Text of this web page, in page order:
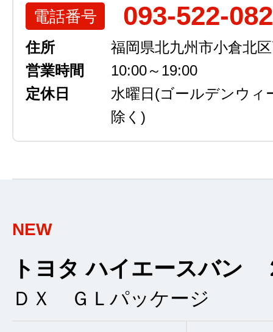
電話番号 093-522-
住所
福岡県北九州市小倉北
営業時間
10:00～19:00
定休日
水曜日 (ゴールデンウィ
除く)
NEW
トヨタ ハイエースバン
ＤＸ ＧＬパッケージ